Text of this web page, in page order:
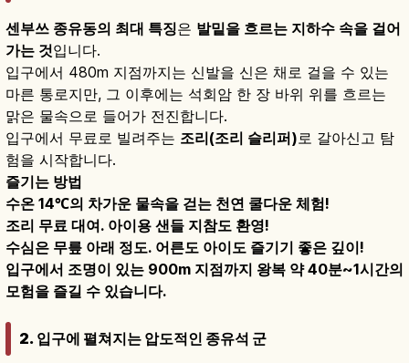
센부쓰 종유동의 최대 특징은 발밑을 흐르는 지하수 속을 걸어
가는 것입니다.
입구에서 480m 지점까지는 신발을 신은 채로 걸을 수 있는
마른 통로지만, 그 이후에는 석회암 한 장 바위 위를 흐르는
맑은 물속으로 들어가 전진합니다.
입구에서 무료로 빌려주는 조리(조리 슬리퍼)로 갈아신고 탐
험을 시작합니다.
즐기는 방법
수온 14℃의 차가운 물속을 걷는 천연 쿨다운 체험!
조리 무료 대여. 아이용 샌들 지참도 환영!
수심은 무릎 아래 정도. 어른도 아이도 즐기기 좋은 깊이!
입구에서 조명이 있는 900m 지점까지 왕복 약 40분~1시간의
모험을 즐길 수 있습니다.
2. 입구에 펼쳐지는 압도적인 종유석 군